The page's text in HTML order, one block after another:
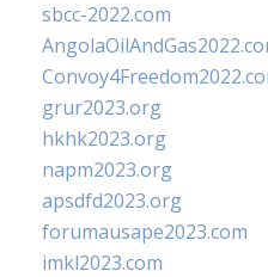
sbcc-2022.com
grur2023.org
hkhk2023.org
napm2023.org
apsdfd2023.org
forumausape2023.com
imkl2023.com